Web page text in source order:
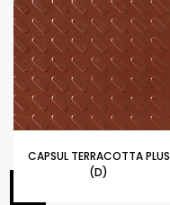
CAPSUL TERRACOTTA PLUS
(D)